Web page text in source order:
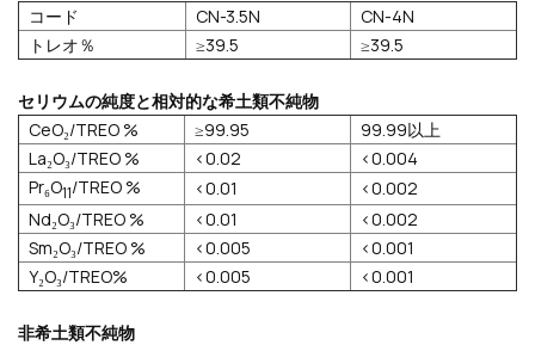
コード
CN-3.5N
CN-4N
トレオ％
≥39.5 ≥39.5
セリウムの純度と相対的な希土類不純物
CeO₂/TREO %
≥99.95
99.99以上
La₂O₃/TREO %
<0.02
<0.004
Pr₆O11/TREO % <0.01
<0.002
Nd₂O₃/TREO %
<0.01
<0.002
Sm₂O₃/TREO %
<0.005
<0.001
Y₂O₃/TREO%
<0.005 <0.001
非希土類不純物